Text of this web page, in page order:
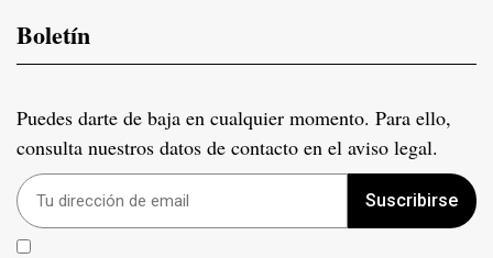
Boletín
Puedes darte de baja en cualquier momento. Para ello,
consulta nuestros datos de contacto en el aviso legal.
Suscribirse